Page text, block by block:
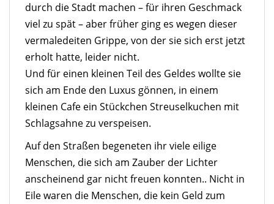
durch die Stadt machen – für ihren Geschmack
viel zu spät – aber früher ging es wegen dieser
vermaledeiten Grippe, von der sie sich erst jetzt
erholt hatte, leider nicht.
Und für einen kleinen Teil des Geldes wollte sie
sich am Ende den Luxus gönnen, in einem
kleinen Cafe ein Stückchen Streuselkuchen mit
Schlagsahne zu verspeisen.
Auf den Straßen begeneten ihr viele eilige
Menschen, die sich am Zauber der Lichter
anscheinend gar nicht freuen konnten.. Nicht in
Eile waren die Menschen, die kein Geld zum